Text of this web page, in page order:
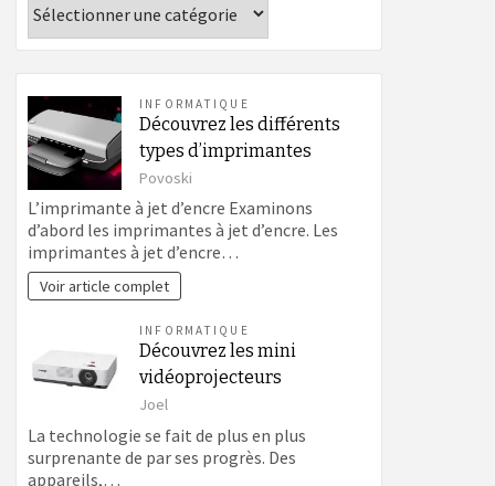
INFORMATIQUE
Découvrez les différents
types d’imprimantes
Povoski
L’imprimante à jet d’encre Examinons
d’abord les imprimantes à jet d’encre. Les
imprimantes à jet d’encre…
Voir article complet
INFORMATIQUE
Découvrez les mini
vidéoprojecteurs
Joel
La technologie se fait de plus en plus
surprenante de par ses progrès. Des
appareils,…